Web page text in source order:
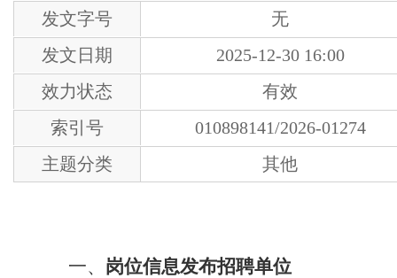
发文字号
无
发文日期
2025-12-30 16:00
效力状态
有效
索引号
010898141/2026-01274
主题分类
其他
一、 岗位信息发布招聘单位